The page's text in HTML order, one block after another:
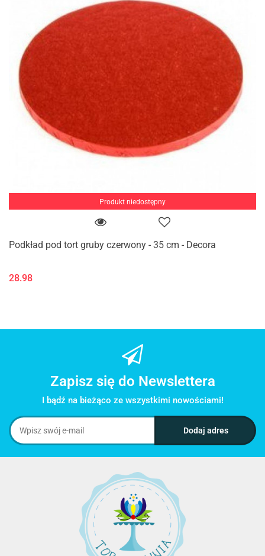
Produkt niedostępny
Podkład pod tort gruby czerwony - 35 cm - Decora
28.98
Zapisz się do Newslettera
I bądź na bieżąco ze wszystkimi nowościami!